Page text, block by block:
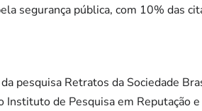
segurança pública, com 10% das
pesquisa Retratos da Sociedade
Instituto de Pesquisa em Reputação